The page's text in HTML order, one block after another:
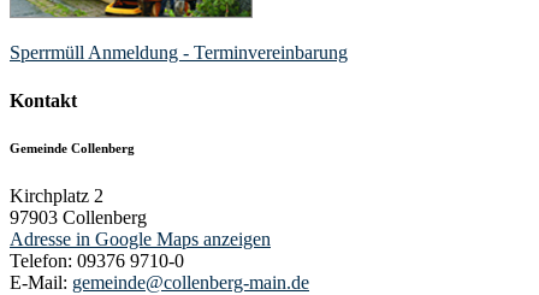
Sperrmüll Anmeldung - Terminvereinbarung
Kontakt
Gemeinde Collenberg
Kirchplatz 2
97903 Collenberg
Adresse in Google Maps anzeigen
Telefon: 09376 9710-0
E-Mail: gemeinde@collenberg-main.de